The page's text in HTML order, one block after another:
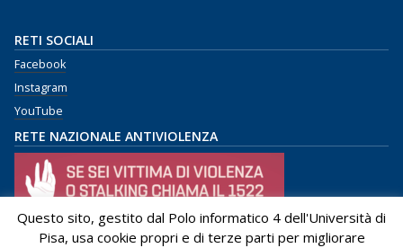
RETI SOCIALI
Facebook
Instagram
YouTube
RETE NAZIONALE ANTIVIOLENZA
Questo sito, gestito dal Polo informatico 4 dell'Università di
Pisa, usa cookie propri e di terze parti per migliorare